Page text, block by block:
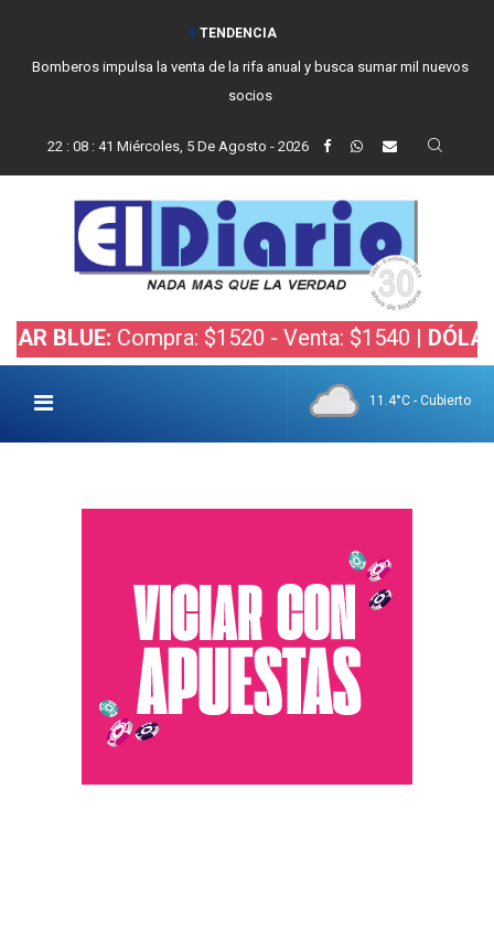
TENDENCIA
Bomberos impulsa la venta de la rifa anual y busca sumar mil nuevos
socios
22: 08: 42 Miércoles, 5 De Agosto - 2026
Compra: $1520 - Venta: $1540 | DÓLAR
11.4°C - Cubierto